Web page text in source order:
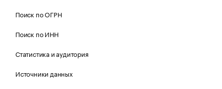
Поиск по ОГРН
Поиск по ИНН
Статистика и аудитория
Источники данных